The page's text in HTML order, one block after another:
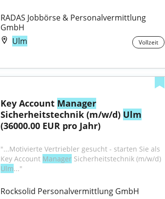
RADAS Jobbörse & Personalvermittlung
GmbH
Ulm
Vollzeit
Key Account Manager
Sicherheitstechnik (m/w/d) Ulm
(36000.00 EUR pro Jahr)
"...Motivierte Vertriebler gesucht - starten Sie als
Key Account Manager
Ulm..."
Rocksolid Personalvermittlung GmbH